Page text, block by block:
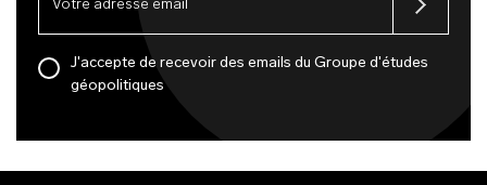
J'accepte de recevoir des emails du Groupe d'études
géopolitiques